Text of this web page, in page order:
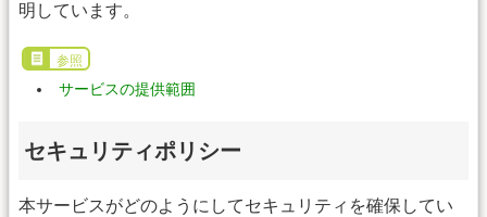
明しています。
参照
サービスの提供範囲
セキュリティポリシー
本サービスがどのようにしてセキュリティを確保してい